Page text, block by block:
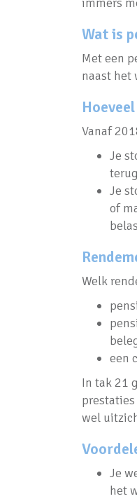
Wat is
Met een
naast het
Vanaf
Je
Je
of
Welk
een
In tak 21
wel
Je
het